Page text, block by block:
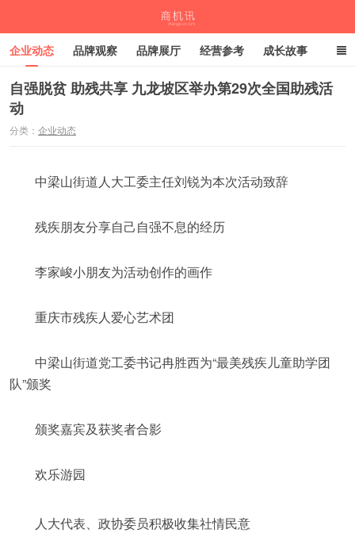
企业动态 品牌观察 品牌展厅 经营参考 成长故事
深度观察 伙伴计划
自强脱贫 助残共享 九龙坡区举办第29次全国助残活
动
分类： 企业动态
中梁山街道人大工委主任刘锐为本次活动致辞
残疾朋友分享自己自强不息的经历
李家峻小朋友为活动创作的画作
重庆市残疾人爱心艺术团
中梁山街道党工委书记冉胜西为“最美残疾儿童助学团
队”颁奖
颁奖嘉宾及获奖者合影
欢乐游园
人大代表、政协委员积极收集社情民意